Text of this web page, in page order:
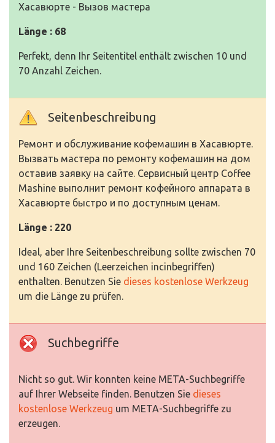
Хасавюрте - Вызов мастера
Länge : 68
Perfekt, denn Ihr Seitentitel enthält zwischen 10 und
70 Anzahl Zeichen.
Seitenbeschreibung
Ремонт и обслуживание кофемашин в Хасавюрте.
Вызвать мастера по ремонту кофемашин на дом
оставив заявку на сайте. Сервисный центр Coffee
Mashine выполнит ремонт кофейного аппарата в
Хасавюрте быстро и по доступным ценам.
Länge : 220
Ideal, aber Ihre Seitenbeschreibung sollte zwischen 70
und 160 Zeichen (Leerzeichen incinbegriffen)
enthalten. Benutzen Sie dieses kostenlose Werkzeug
um die Länge zu prüfen.
Suchbegriffe
Nicht so gut. Wir konnten keine META-Suchbegriffe
auf Ihrer Webseite finden. Benutzen Sie dieses
kostenlose Werkzeug um META-Suchbegriffe zu
erzeugen.